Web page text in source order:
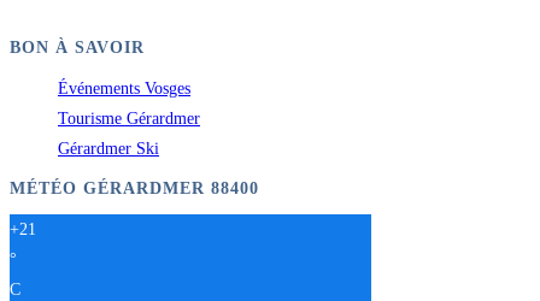
BON À SAVOIR
Événements Vosges
Tourisme Gérardmer
Gérardmer Ski
MÉTÉO GÉRARDMER 88400
+21
°
C